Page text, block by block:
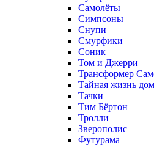
Самолёты
Симпсоны
Снупи
Смурфики
Соник
Том и Джерри
Трансформер
Тайная жизнь
Тачки
Тим Бёртон
Тролли
Зверополис
Футурама